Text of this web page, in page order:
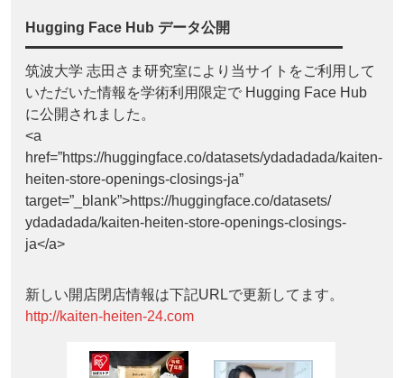
Hugging Face Hub データ公開
筑波大学 志田さま研究室により当サイトをご利用して
いただいた情報を学術利用限定で Hugging Face Hub
に公開されました。
<a
href=”https://huggingface.co/datasets/ydadadada/kaiten-
heiten-store-openings-closings-ja”
target=”_blank”>https://huggingface.co/datasets/
ydadadada/kaiten-heiten-store-openings-closings-
ja</a>
新しい開店閉店情報は下記URLで更新してます。
http://kaiten-heiten-24.com